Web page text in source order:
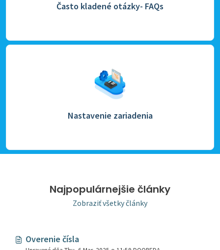
Často kladené otázky- FAQs
Nastavenie zariadenia
Najpopulárnejšie články
Zobraziť všetky články
Overenie čísla